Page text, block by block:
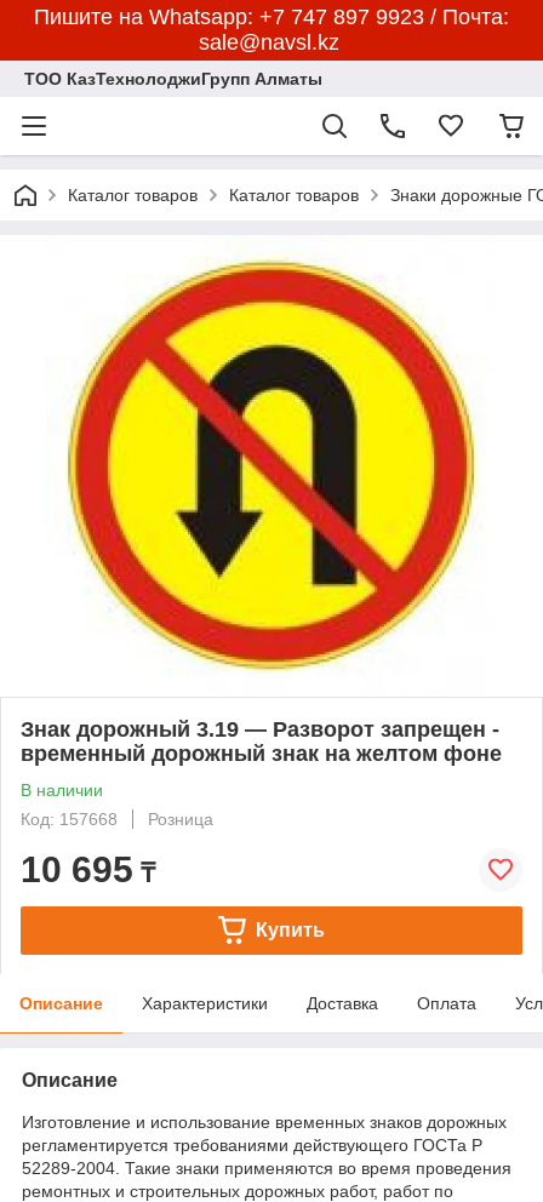
Пишите на Whatsapp: +7 747 897 9923 / Почта:
sale@navsl.kz
ТОО КазТехнолоджиГрупп Алматы
Каталог товаров Каталог товаров Знаки дорожные
Знак дорожный 3.19 — Разворот запрещен -
временный дорожный знак на желтом фоне
В наличии
Код: 157668
Розница
10 695 ₸
Купить
Описание Характеристики Доставка Оплата
Описание
Изготовление и использование временных знаков дорожных
регламентируется требованиями действующего ГОСТа Р
52289-2004. Такие знаки применяются во время проведения
ремонтных и строительных дорожных работ, работ по